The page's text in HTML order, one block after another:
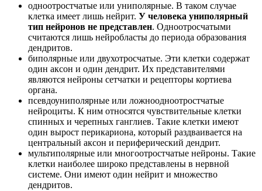
одноотростчатые или униполярные. В таком случае
клетка имеет лишь нейрит. У человека униполярный
тип нейронов не представлен. Одноотросчатыми
считаются лишь нейробласты до периода образования
дендритов.
биполярные или двухотросчатые. Эти клетки содержат
один аксон и один дендрит. Их представителями
являются нейроны сетчатки и рецепторы кортиева
органа.
псевдоуниполярные или ложноодноотростчатые
нейроциты. К ним относятся чувствительные клетки
спинных и черепных ганглиев. Такие клетки имеют
один вырост перикариона, который раздваивается на
центральный аксон и периферический дендрит.
мультиполярные или многоотростчатые нейроны. Такие
клетки наиболее широко представлены в нервной
системе. Они имеют один нейрит и множество
дендритов.